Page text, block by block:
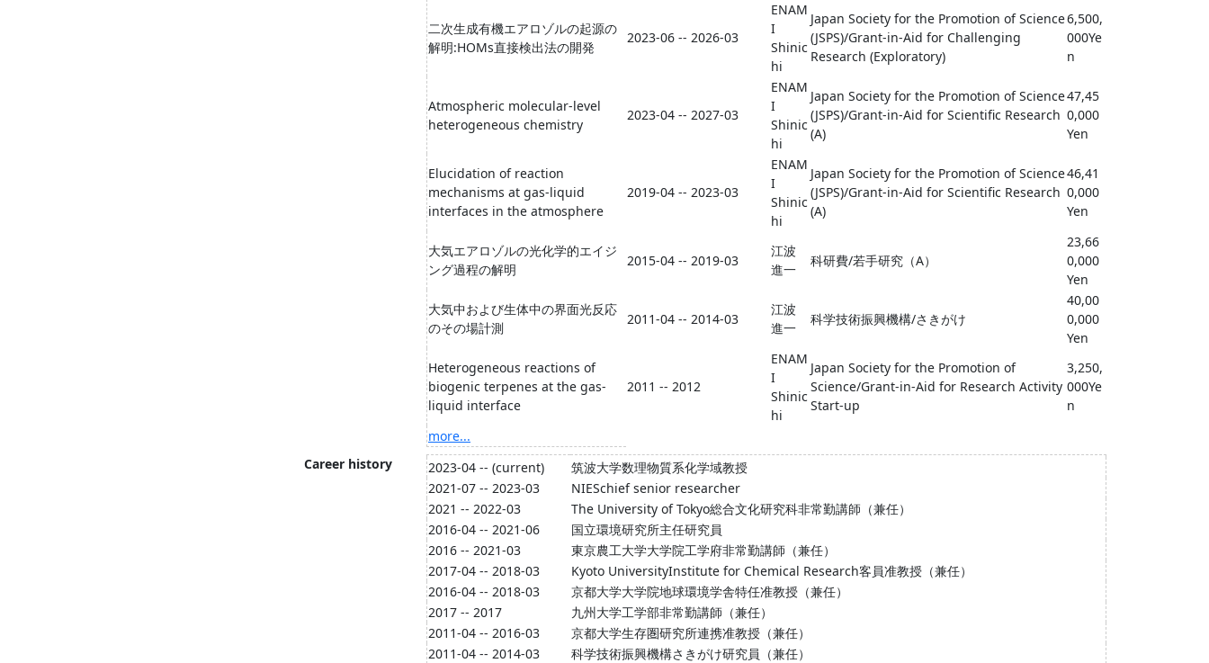
二次生成有機エアロゾルの起源の
解明:HOMs直接検出法の開発
2023-06 -- 2026-03
ENAM
I
Shinic
hi
Japan Society for the Promotion of Science
(JSPS)/Grant-in-Aid for Challenging
Research (Exploratory)
6,500,
000Ye
n
Atmospheric molecular-level
heterogeneous chemistry
2023-04 -- 2027-03
ENAM
I
Shinic
hi
Japan Society for the Promotion of Science
(JSPS)/Grant-in-Aid for Scientific Research
(A)
47,45
0,000
Yen
Elucidation of reaction
mechanisms at gas-liquid
interfaces in the atmosphere
2019-04 -- 2023-03
ENAM
I
Shinic
hi
Japan Society for the Promotion of Science
(JSPS)/Grant-in-Aid for Scientific Research
(A)
46,41
0,000
Yen
大気エアロゾルの光化学的エイジ
ング過程の解明
2015-04 -- 2019-03
江波
進一
科研費/若手研究（A）
23,66
0,000
Yen
大気中および生体中の界面光反応
のその場計測
2011-04 -- 2014-03
江波
進一
科学技術振興機構/さきがけ
40,00
0,000
Yen
Heterogeneous reactions of
biogenic terpenes at the gas-
liquid interface
2011 -- 2012
ENAM
I
Shinic
hi
Japan Society for the Promotion of
Science/Grant-in-Aid for Research Activity
Start-up
3,250,
000Ye
n
more...
Career history
2023-04 -- (current)
筑波大学数理物質系化学域教授
2021-07 -- 2023-03
NIESchief senior researcher
2021 -- 2022-03
The University of Tokyo総合文化研究科非常勤講師（兼任）
2016-04 -- 2021-06
国立環境研究所主任研究員
2016 -- 2021-03
東京農工大学大学院工学府非常勤講師（兼任）
2017-04 -- 2018-03
Kyoto UniversityInstitute for Chemical Research客員准教授（兼任）
2016-04 -- 2018-03
京都大学大学院地球環境学舎特任准教授（兼任）
2017 -- 2017
九州大学工学部非常勤講師（兼任）
2011-04 -- 2016-03
京都大学生存圏研究所連携准教授（兼任）
2011-04 -- 2014-03
科学技術振興機構さきがけ研究員（兼任）